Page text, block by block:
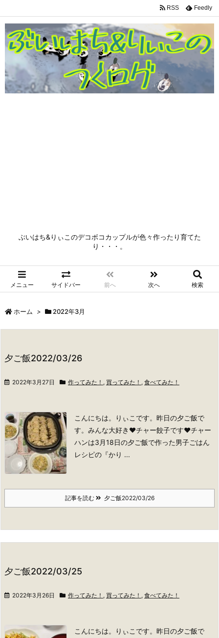
ぶいはち&りぃこのデコボコカップルが色々作ったり育てた
り・・・。
メニュー サイドバー 前へ 次へ 検索
RSS Feedly
ホーム > 2022年3月
夕ご飯2022/03/26
2022年3月27日 作ってみた！ , 買ってみた！ , 食べてみた！
こんにちは。りぃこです。 昨日の夕ご飯で
す。 みんな大好き❤チャー餃子です❤️チャー
ハンは3月18日の夕ご飯で作った男子ごはん
レシピの『かり ...
記事を読む 夕ご飯2022/03/26
夕ご飯2022/03/25
2022年3月26日 作ってみた！ , 買ってみた！ , 食べてみた！
こんにちは。りぃこです。 昨日の夕ご飯で